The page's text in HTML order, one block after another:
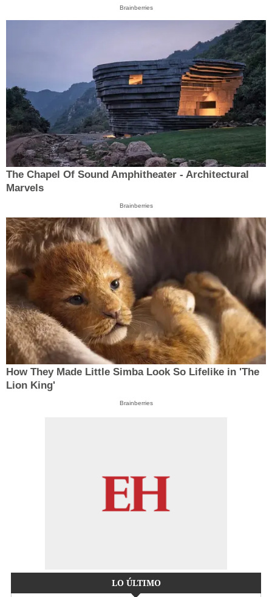
Brainberries
The Chapel Of Sound Amphitheater - Architectural
Marvels
Brainberries
How They Made Little Simba Look So Lifelike in 'The
Lion King'
Brainberries
LO ÚLTIMO